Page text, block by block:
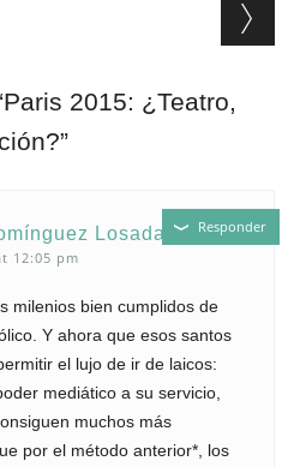
Paris 2015: ¿Teatro,
”
Losada
12:05 pm
milenios bien cumplidos de
Y ahora que esos santos
el lujo de ir de laicos:
mediático a su servicio,
muchos más
por el método anterior*, los
Responder